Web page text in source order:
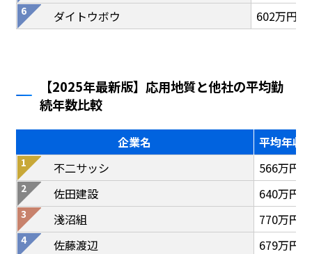
ダイトウボウ
602万円
【2025年最新版】応用地質と他社の平均勤
続年数比較
企業名
平均年収
不二サッシ
566万円
佐田建設
640万円
淺沼組
770万円
佐藤渡辺
679万円